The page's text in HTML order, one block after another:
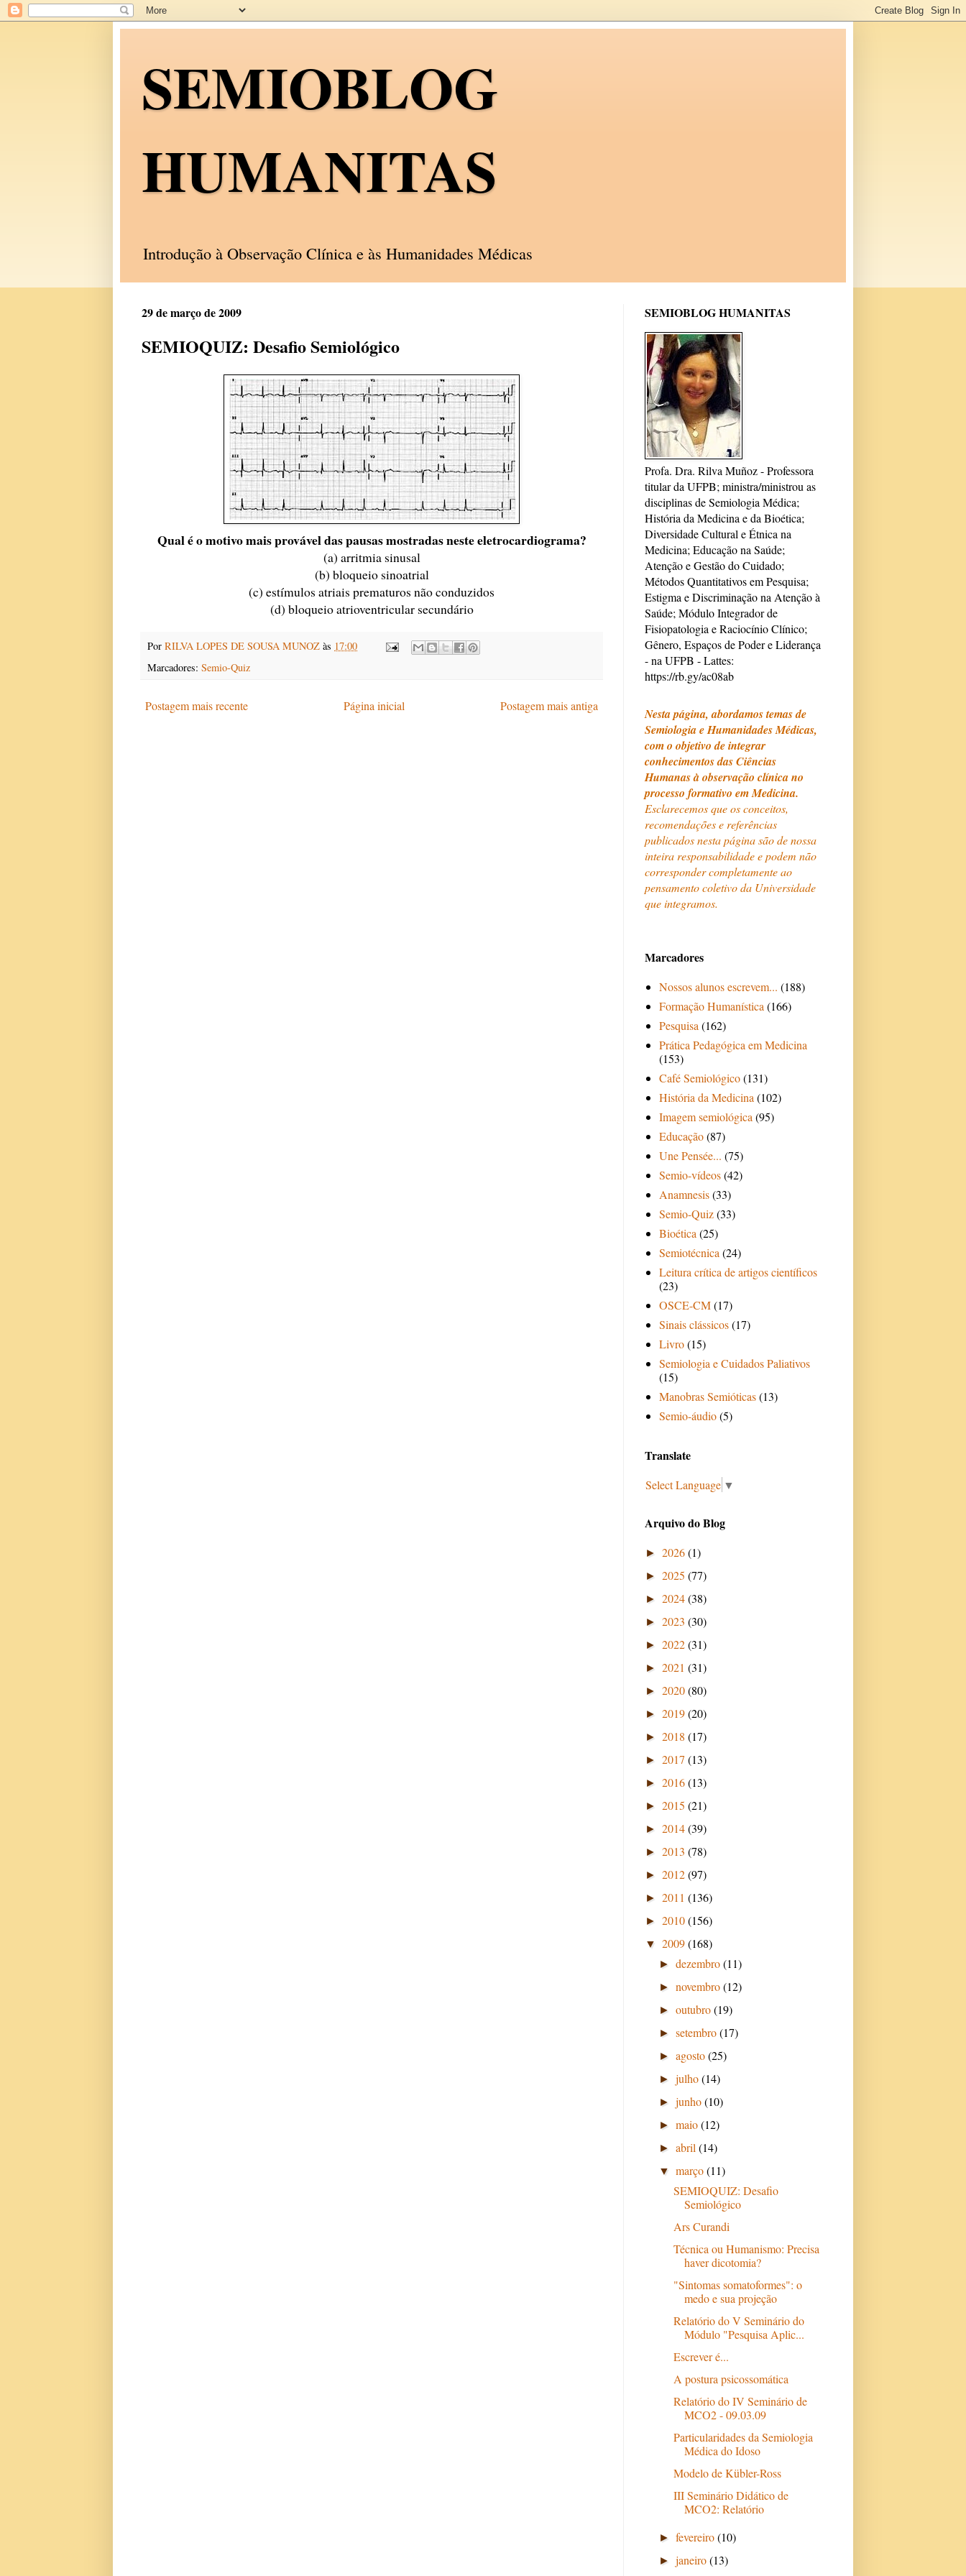
SEMIOBLOG
HUMANITAS
Introdução à Observação Clínica e às Humanidades Médicas
29 de março de 2009
SEMIOQUIZ: Desafio Semiológico
Qual é o motivo mais provável das pausas mostradas neste eletrocardiograma?
(a) arritmia sinusal
(b) bloqueio sinoatrial
(c) estímulos atriais prematuros não conduzidos
(d) bloqueio atrioventricular secundário
Por RILVA LOPES DE SOUSA MUNOZ às 17:00
Marcadores: Semio-Quiz
Postagem mais recente Postagem mais antiga
Página inicial
SEMIOBLOG HUMANITAS
Profa. Dra. Rilva Muñoz - Professora
titular da UFPB; ministra/ministrou as
disciplinas de Semiologia Médica;
História da Medicina e da Bioética;
Diversidade Cultural e Étnica na
Medicina; Educação na Saúde;
Atenção e Gestão do Cuidado;
Métodos Quantitativos em Pesquisa;
Estigma e Discriminação na Atenção à
Saúde; Módulo Integrador de
Fisiopatologia e Raciocínio Clínico;
Gênero, Espaços de Poder e Liderança
- na UFPB - Lattes:
https://rb.gy/ac08ab
Nesta página, abordamos temas de
Semiologia e Humanidades Médicas,
com o objetivo de integrar
conhecimentos das Ciências
Humanas à observação clínica no
processo formativo em Medicina.
Esclarecemos que os conceitos,
recomendações e referências
publicados nesta página são de nossa
inteira responsabilidade e podem não
corresponder completamente ao
pensamento coletivo da Universidade
que integramos.
Marcadores
Nossos alunos escrevem... (188)
Formação Humanística (166)
Pesquisa (162)
Prática Pedagógica em Medicina
(153)
Café Semiológico(131)
História da Medicina (102)
Imagem semiológica (95)
Educação(87)
Une Pensée... (75)
Semio-vídeos(42)
Anamnesis(33)
Semio-Quiz(33)
Bioética (25)
Semiotécnica (24)
Leitura crítica de artigos científicos
(23)
OSCE-CM(17)
Sinais clássicos(17)
Livro(15)
Semiologia e Cuidados Paliativos
(15)
Manobras Semióticas(13)
Semio-áudio(5)
Translate
Select Language ▼
Arquivo do Blog
► 2026(1)
► 2025 (77)
► 2024(38)
► 2023 (30)
► 2022(31)
► 2021 (31)
► 2020(80)
► 2019(20)
► 2018 (17)
► 2017 (13)
► 2016(13)
► 2015 (21)
► 2014(39)
► 2013 (78)
► 2012(97)
► 2011 (136)
► 2010(156)
▼ 2009(168)
►dezembro(11)
►novembro(12)
►outubro(19)
►setembro(17)
►agosto(25)
►julho(14)
►junho(10)
►maio(12)
►abril(14)
▼março(11)
SEMIOQUIZ: Desafio
Semiológico
Ars Curandi
Técnica ou Humanismo: Precisa
haver dicotomia?
"Sintomas somatoformes": o
medo e sua projeção
Relatório do V Seminário do
Módulo "Pesquisa Aplic...
Escrever é...
A postura psicossomática
Relatório do IV Seminário de
MCO2 - 09.03.09
Particularidades da Semiologia
Médica do Idoso
Modelo de Kübler-Ross
III Seminário Didático de
MCO2: Relatório
►fevereiro(10)
►janeiro(13)